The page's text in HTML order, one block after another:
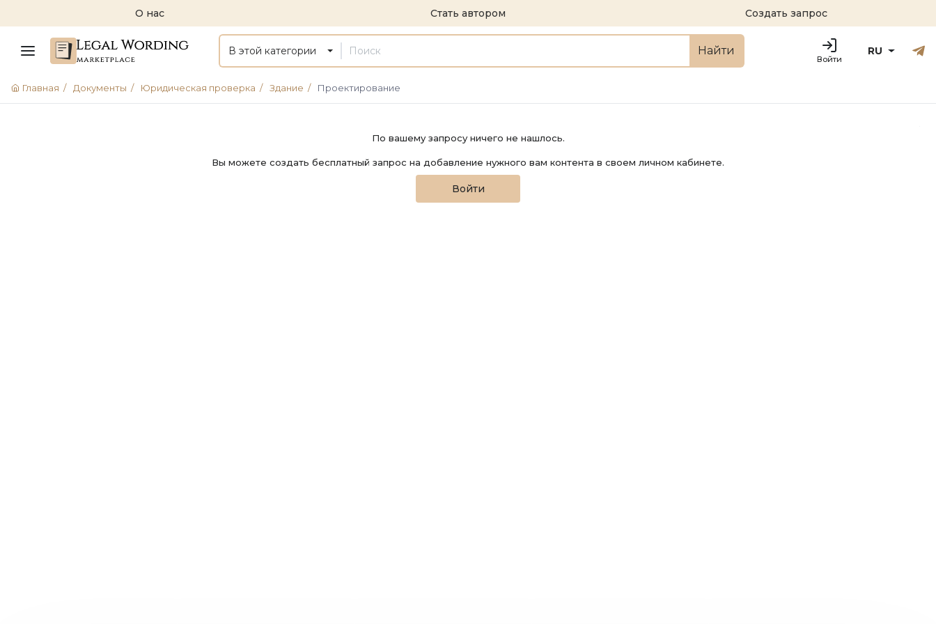
О нас Стать автором Создать запрос
В этой категории Найти
Войти
Русский
RU
Главная / Документы / Юридическая проверка / Здание / Проектирование
По вашему запросу ничего не нашлось.
Вы можете создать бесплатный запрос на добавление нужного вам контента в своем личном кабинете.
Войти